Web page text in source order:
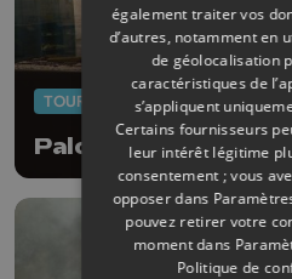
TOURISME
Palogne : 3 musées
également traiter vos
d’autres, notamment en
de géolocalisation
caractéristiques de
s’appliquent
Certains fournisseurs
leur intérêt légitime
consentement ; vous
opposer dans
pouvez retirer votre
moment dans
Politique de